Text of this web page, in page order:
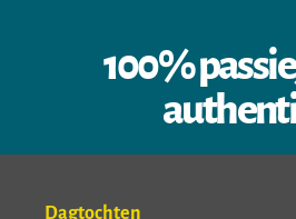
100%
Dagtochten